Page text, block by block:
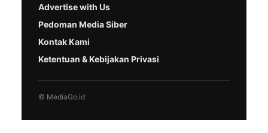
Advertise with Us
Pedoman Media Siber
Kontak Kami
Ketentuan & Kebijakan Privasi
© MediaGo.id